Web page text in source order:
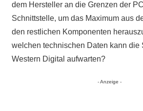
dem Hersteller an die Grenzen der
Schnittstelle, um das Maximum aus
den restlichen Komponenten
welchen technischen Daten kann die
Western Digital aufwarten?
- Anzeige -